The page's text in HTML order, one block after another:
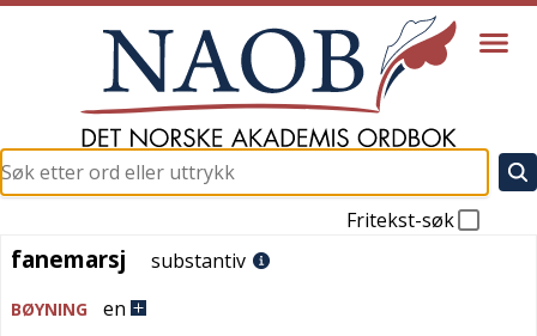
Fritekst-søk
fanemarsj
fanemarsj substantiv
BØYNING en